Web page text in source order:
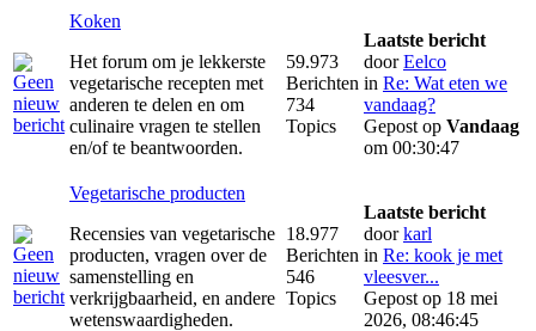
Koken
Het forum om je lekkerste
vegetarische recepten met
anderen te delen en om
culinaire vragen te stellen
en/of te beantwoorden.
59.973
Berichten
734
Topics
Laatste bericht
doorEelco
in Re: Wat eten we
vandaag?
Gepost op Vandaag
om 00:30:47
Vegetarische producten
Recensies van vegetarische
producten, vragen over de
samenstelling en
verkrijgbaarheid, en andere
wetenswaardigheden.
18.977
Berichten
546
Topics
Laatste bericht
doorkarl
in Re: kook je met
vleesver...
Gepost op 18 mei
2026, 08:46:45